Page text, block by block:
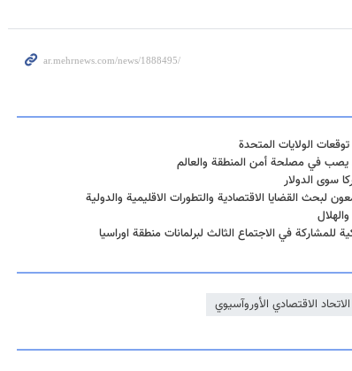
الولايات المتحدة
يصب في مصلحة أمن المنطقة والعالم
سوى الدولار
لبحث القضايا الاقتصادية والتطورات الاقليمية والدولية
للمشاركة في الاجتماع الثالث لبرلمانات منطقة اوراسیا
الاتحاد الاقتصادي الأوروآسيوي